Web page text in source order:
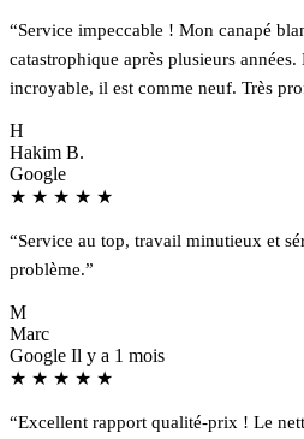
“Service impeccable ! Mon canapé
catastrophique après plusieurs
incroyable, il est comme neuf. Très
H
Hakim B.
Google
★ ★ ★ ★ ★
“Service au top, travail minutieux et
problème.”
M
Marc
Google Il y a 1 mois
★ ★ ★ ★ ★
“Excellent rapport qualité-prix ! Le